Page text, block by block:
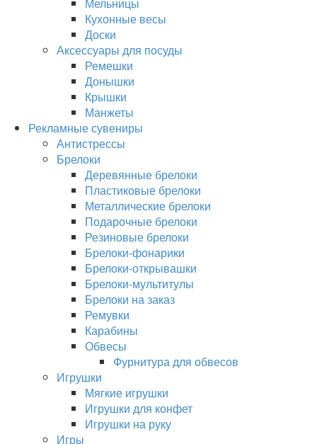
Кухонные весы
Доски
Аксессуары для посуды
Ремешки
Донышки
Крышки
Манжеты
Рекламные сувениры
Антистрессы
Брелоки
Деревянные брелоки
Пластиковые брелоки
Металлические брелоки
Подарочные брелоки
Резиновые брелоки
Брелоки-фонарики
Брелоки-открывашки
Брелоки-мультитулы
Брелоки на заказ
Ремувки
Карабины
Обвесы
Фурнитура для обвесов
Игрушки
Мягкие игрушки
Игрушки для конфет
Игрушки на руку
Игры